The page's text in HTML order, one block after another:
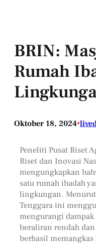
BRIN:
Rumah
Oktober 18, 2024•
Peneliti Pusat Riset
Riset dan Inovasi
mengungkapkan
satu rumah ibadah
lingkungan.
Tenggara ini
mengurangi
beraliran rendah
berhasil